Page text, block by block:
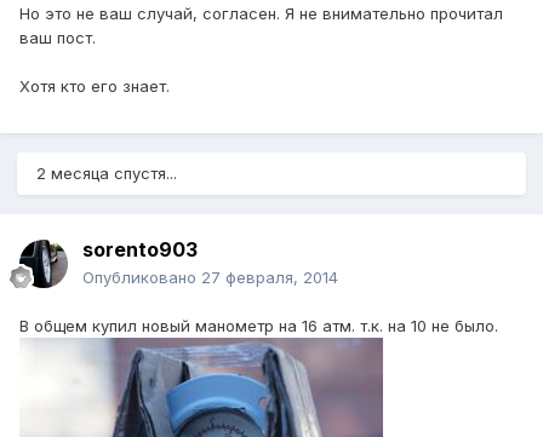
Но это не ваш случай, согласен. Я не внимательно прочитал
ваш пост.
Хотя кто его знает.
2 месяца спустя...
sorento903
Опубликовано 27 февраля, 2014
В общем купил новый манометр на 16 атм. т.к. на 10 не было.